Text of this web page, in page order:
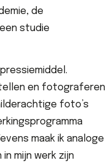
de
studie
en fotograferen
foto’s
maak ik analoge
mijn werk zijn